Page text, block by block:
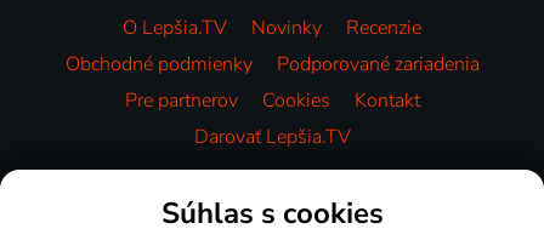
O Lepšia.TV Novinky
Recenzie
Obchodné podmienky
Podporované zariadenia
Pre partnerov
Cookies
Kontakt
Darovať Lepšia.TV
Videotéka
Súhlas s cookies